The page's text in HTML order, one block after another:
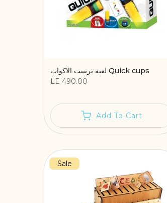
لعبة ترتيبت الاكواب Quick cups
LE 490.00
Add To Cart
Sale